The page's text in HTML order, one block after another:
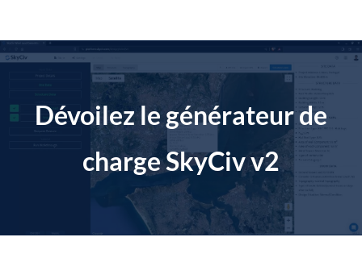
contenu
Dévoilez le générateur de
charge SkyCiv v2